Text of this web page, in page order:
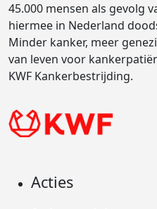
45.000 mensen als gevolg
hiermee in Nederland
Minder kanker, meer
van leven voor
KWF Kankerbestrijding.
Acties